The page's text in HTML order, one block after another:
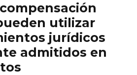
utilizar
jurídicos
admitidos en